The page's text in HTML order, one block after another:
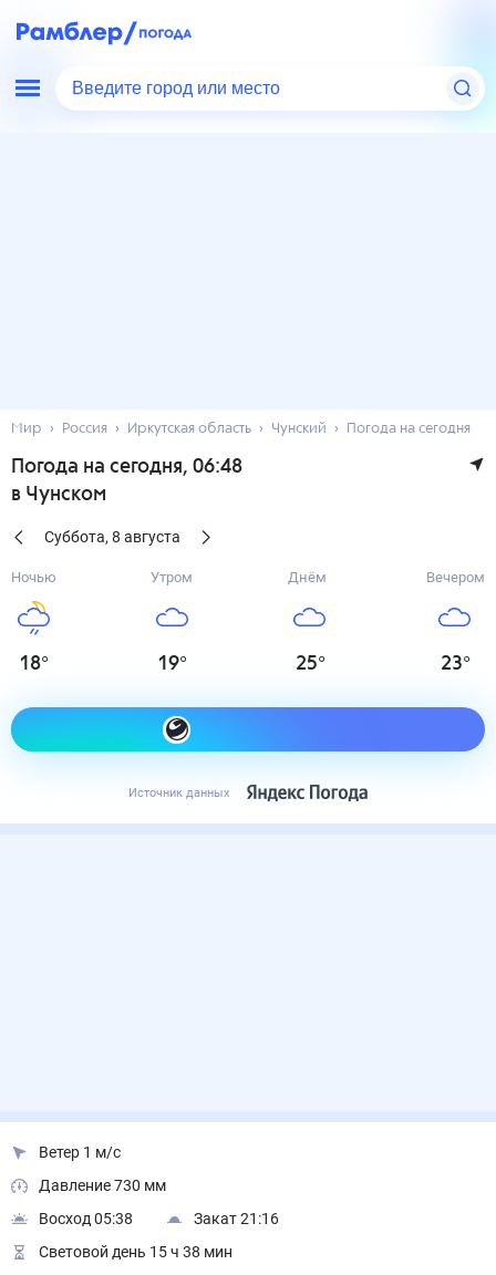
Введите город или место
Мир Россия Иркутская область Чунский Погода на сегодня
Погода на сегодня, 06:48
в Чунском
Суббота, 8 августа
Ночью
18°
Утром
19°
Днём
25°
Вечером
23°
Как одеться сегодня
Источник данных
Ветер 1 м/с
Давление 730 мм
Восход 05:38
Закат 21:16
Световой день 15 ч 38 мин